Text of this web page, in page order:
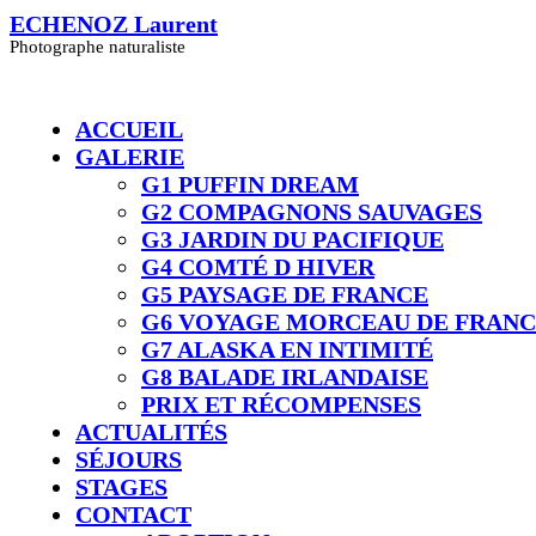
Skip
to
ECHENOZ Laurent
Photographe naturaliste
ACCUEIL
GALERIE
G1 PUFFIN DREAM
G2 COMPAGNONS SAUVAGES
G3 JARDIN DU PACIFIQUE
G4 COMTÉ D HIVER​
G5 PAYSAGE DE FRANCE
G6 VOYAGE MORCEAU DE
G7 ALASKA EN INTIMITÉ
G8 BALADE IRLANDAISE
PRIX ET RÉCOMPENSES
ACTUALITÉS
SÉJOURS
STAGES
CONTACT